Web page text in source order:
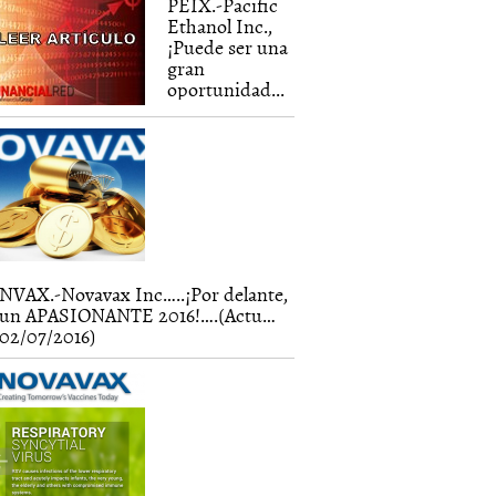
Ethanol Inc.,
¡Puede ser una
gran
oportunidad...
NVAX.-Novavax Inc…..¡Por delante,
un APASIONANTE 2016!….(Actu…
02/07/2016)